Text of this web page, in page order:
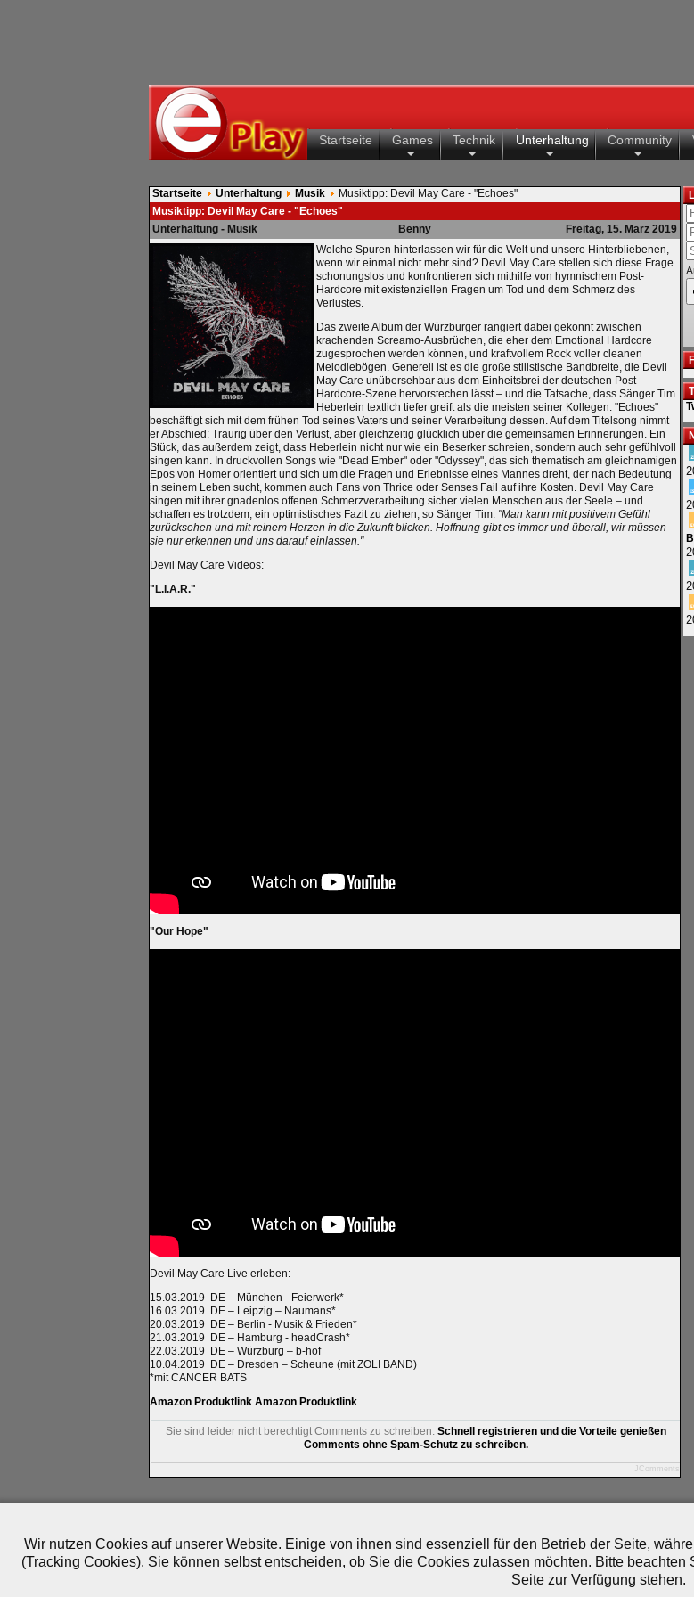
Startseite Games Technik Unterhaltung Community
Startseite Unterhaltung Musik
Musiktipp: Devil May Care - "Echoes"
Musiktipp: Devil May Care - "Echoes"
Unterhaltung - Musik
Benny
Freitag, 15. März 2019
Welche Spuren hinterlassen wir für die Welt und unsere Hinterbliebenen,
wenn wir einmal nicht mehr sind? Devil May Care stellen sich diese Frage
schonungslos und konfrontieren sich mithilfe von hymnischem Post-
Hardcore mit existenziellen Fragen um Tod und dem Schmerz des
Verlustes.
Das zweite Album der Würzburger rangiert dabei gekonnt zwischen
krachenden Screamo-Ausbrüchen, die eher dem Emotional Hardcore
zugesprochen werden können, und kraftvollem Rock voller cleanen
Melodiebögen. Generell ist es die große stilistische Bandbreite, die Devil
May Care unübersehbar aus dem Einheitsbrei der deutschen Post-
Hardcore-Szene hervorstechen lässt – und die Tatsache, dass Sänger Tim
Heberlein textlich tiefer greift als die meisten seiner Kollegen. "Echoes"
beschäftigt sich mit dem frühen Tod seines Vaters und seiner Verarbeitung dessen. Auf dem Titelsong nimmt
er Abschied: Traurig über den Verlust, aber gleichzeitig glücklich über die gemeinsamen Erinnerungen. Ein
Stück, das außerdem zeigt, dass Heberlein nicht nur wie ein Beserker schreien, sondern auch sehr gefühlvoll
singen kann. In druckvollen Songs wie "Dead Ember" oder "Odyssey", das sich thematisch am gleichnamigen
Epos von Homer orientiert und sich um die Fragen und Erlebnisse eines Mannes dreht, der nach Bedeutung
in seinem Leben sucht, kommen auch Fans von Thrice oder Senses Fail auf ihre Kosten. Devil May Care
singen mit ihrer gnadenlos offenen Schmerzverarbeitung sicher vielen Menschen aus der Seele – und
schaffen es trotzdem, ein optimistisches Fazit zu ziehen, so Sänger Tim: "Man kann mit positivem Gefühl
zurücksehen und mit reinem Herzen in die Zukunft blicken. Hoffnung gibt es immer und überall, wir müssen
sie nur erkennen und uns darauf einlassen."
Devil May Care Videos:
"L.I.A.R."
"Our Hope"
Devil May Care Live erleben:
15.03.2019 DE – München - Feierwerk*
16.03.2019 DE – Leipzig – Naumans*
20.03.2019 DE – Berlin - Musik & Frieden*
21.03.2019 DE – Hamburg - headCrash*
22.03.2019 DE – Würzburg – b-hof
10.04.2019 DE – Dresden – Scheune (mit ZOLI BAND)
*mit CANCER BATS
Amazon Produktlink Amazon Produktlink
Sie sind leider nicht berechtigt Comments zu schreiben. Schnell registrieren und die Vorteile genießen
Comments ohne Spam-Schutz zu schreiben.
JComments
© 2010-2026 ePlay TV
Wir nutzen Cookies auf unserer Website. Einige von ihnen sind essenziell für den Betrieb der Seite,
(Tracking Cookies). Sie können selbst entscheiden, ob Sie die Cookies zulassen möchten. Bitte
Seite zur Verfügung stehen.